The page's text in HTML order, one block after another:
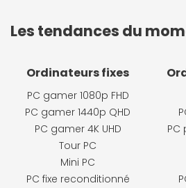
Les tendances du
Ordinateurs fixes
PC gamer 1080p FHD
PC gamer 1440p QHD
PC gamer 4K UHD
Tour PC
Mini PC
PC fixe reconditionné
PC